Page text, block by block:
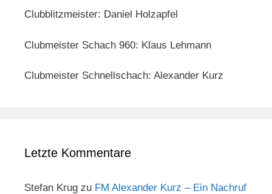
Clubblitzmeister: Daniel Holzapfel
Clubmeister Schach 960: Klaus Lehmann
Clubmeister Schnellschach: Alexander Kurz
Letzte Kommentare
Stefan Krug zu FM Alexander Kurz – Ein Nachruf